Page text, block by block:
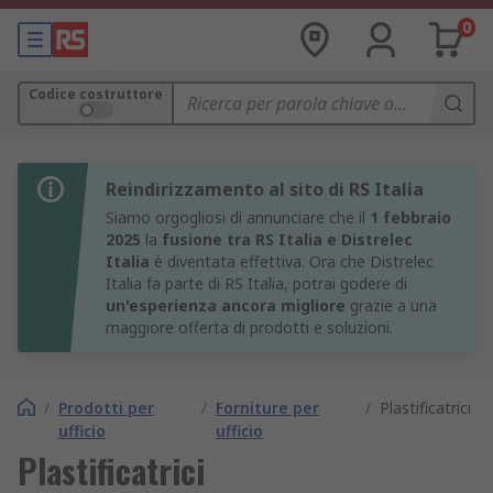
0
Codice costruttore
Reindirizzamento al sito di RS Italia
Siamo orgogliosi di annunciare che il 1 febbraio
2025 la fusione tra RS Italia e Distrelec
Italia è diventata effettiva. Ora che Distrelec
Italia fa parte di RS Italia, potrai godere di
un'esperienza ancora migliore grazie a una
maggiore offerta di prodotti e soluzioni.
/ Prodotti per
ufficio
/ Forniture per
ufficio
/ Plastificatrici
Plastificatrici